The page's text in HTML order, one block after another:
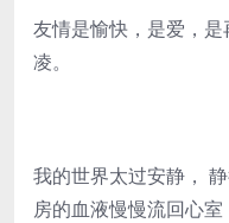
友情是愉快，是爱，
凌。
我的世界太过安静，
房的血液慢慢流回心室